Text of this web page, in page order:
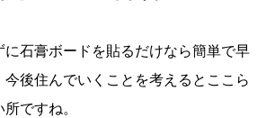
に石膏ボードを貼るだけなら簡単で早
今後住んでいくことを考えるとここら
ですね。